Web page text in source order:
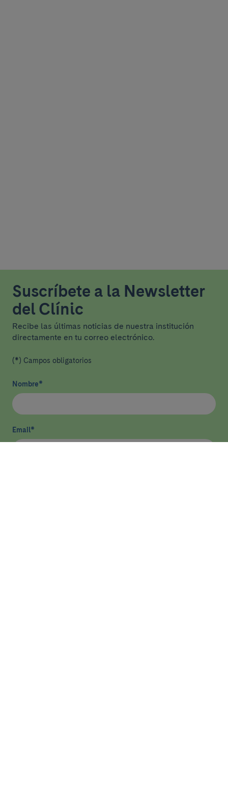
Suscríbete a la Newsletter
del Clínic
Recibe las últimas noticias de nuestra institución
directamente en tu correo electrónico.
(*) Campos obligatorios
Nombre*
Email*